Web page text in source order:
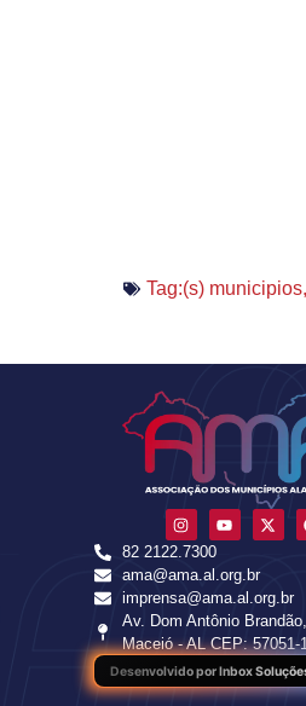
Tag:(s) municipios,
82 2122.7300
ama@ama.al.org.br
imprensa@ama.al.org.br
Av. Dom Antônio
Maceió - AL CEP: 57051-
Desenvolvido por Inbox